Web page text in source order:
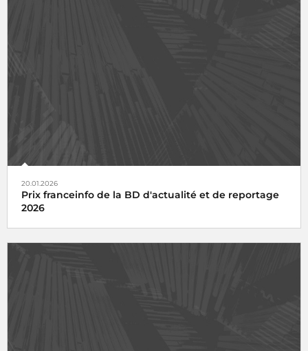
20.01.2026
Prix franceinfo de la BD d'actualité et de reportage
2026